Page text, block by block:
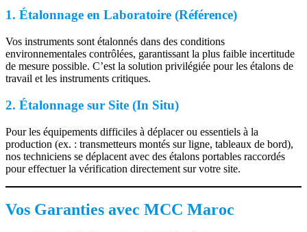
1. Étalonnage en Laboratoire (Référence)
Vos instruments sont étalonnés dans des conditions
environnementales contrôlées, garantissant la plus faible incertitude
de mesure possible. C’est la solution privilégiée pour les étalons de
travail et les instruments critiques.
2. Étalonnage sur Site (In Situ)
Pour les équipements difficiles à déplacer ou essentiels à la
production (ex. : transmetteurs montés sur ligne, tableaux de bord),
nos techniciens se déplacent avec des étalons portables raccordés
pour effectuer la vérification directement sur votre site.
Vos Garanties avec MCC Maroc